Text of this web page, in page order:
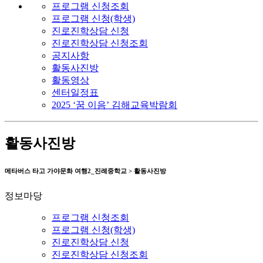
프로그램 신청조회
프로그램 신청(학생)
진로진학상담 신청
진로진학상담 신청조회
공지사항
활동사진방
활동영상
센터일정표
2025 ‘꿈 이음’ 김해교육박람회
활동사진방
메타버스 타고 가야문화 여행2_진례중학교 > 활동사진방
정보마당
프로그램 신청조회
프로그램 신청(학생)
진로진학상담 신청
진로진학상담 신청조회